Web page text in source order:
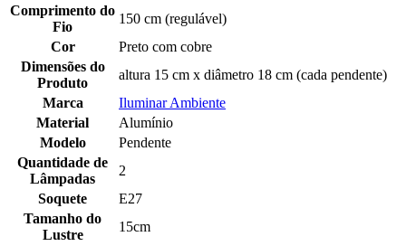
Comprimento do
Fio
150 cm (regulável)
Cor
Preto com cobre
Dimensões do
Produto
altura 15 cm x diâmetro 18 cm (cada pendente)
Marca
Iluminar Ambiente
Material
Alumínio
Modelo
Pendente
Quantidade de
Lâmpadas
2
Soquete
E27
Tamanho do
Lustre
15cm